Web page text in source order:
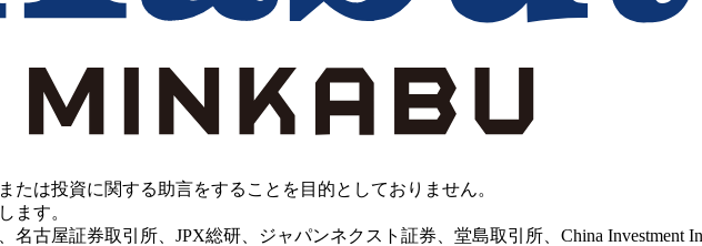
は投資に関する助言をすることを目的としておりません。
ます。
古屋証券取引所、JPX総研、ジャパンネクスト証券、堂島取引所、China Investment